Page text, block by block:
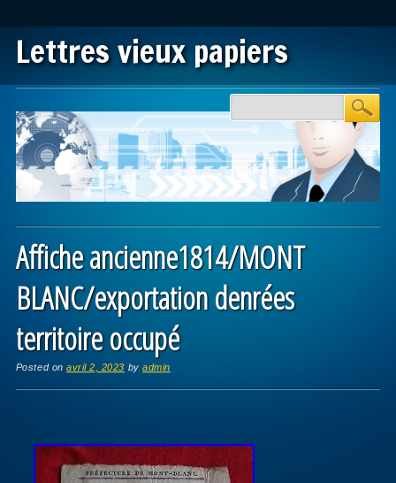
Lettres vieux papiers
Main menu
Affiche ancienne1814/MONT
BLANC/exportation denrées
territoire occupé
Posted onavril 2, 2023 byadmin